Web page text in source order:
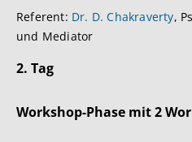
Referent: Dr. D. Chakraverty,
und Mediator
2. Tag
Workshop-Phase mit 2